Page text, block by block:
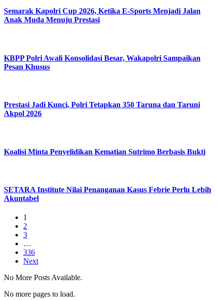
Semarak Kapolri Cup 2026, Ketika E-Sports Menjadi Jalan
Anak Muda Menuju Prestasi
KBPP Polri Awali Konsolidasi Besar, Wakapolri Sampaikan
Pesan Khusus
Prestasi Jadi Kunci, Polri Tetapkan 350 Taruna dan Taruni
Akpol 2026
Koalisi Minta Penyelidikan Kematian Sutrimo Berbasis Bukti
SETARA Institute Nilai Penanganan Kasus Febrie Perlu Lebih
Akuntabel
1
2
3
…
336
Next
No More Posts Available.
No more pages to load.